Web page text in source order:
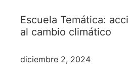
Escuela Temática:
al cambio climático
diciembre 2, 2024